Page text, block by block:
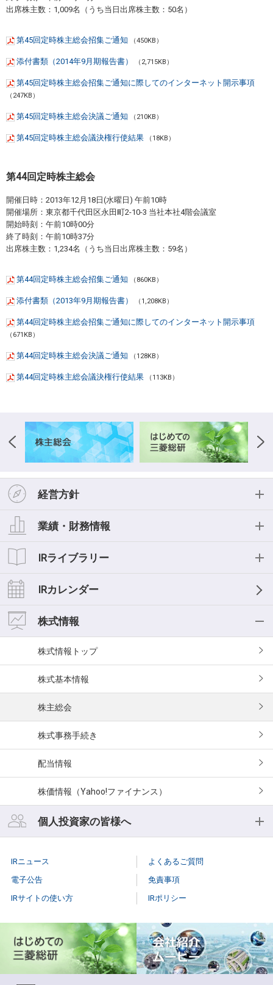
経営方針
経営方針
投資家の皆様へ
中期経営計画
事業等のリスク
コーポレートガバナンス
役員紹介
業績・財務情報
業績・財務情報
業績ハイライト
キャッシュフロー
セグメント情報
IRライブラリー
IRライブラリー
IR資料一覧
IRカレンダー
株式情報
株式情報
株式基本情報
株主総会
株式事務手続き
配当情報
株価情報（Yahoo!ファイナンス）
個人投資家の皆様へ
個人投資家説明会
当社株主になるメリット
三菱総研のあゆみ
IRニュース
よくあるご質問
電子公告
免責事項
IRサイトの使い方
IRポリシー
出席株主数：1,009名（うち当日出席株主数：50名）
第45回定時株主総会招集ご通知 （450KB）
添付書類（2014年9月期報告書） （2,715KB）
第45回定時株主総会招集ご通知に際してのインターネット開示事項
（247KB）
第45回定時株主総会決議ご通知 （210KB）
第45回定時株主総会議決権行使結果 （18KB）
第44回定時株主総会
開催日時：2013年12月18日(水曜日) 午前10時
開催場所：東京都千代田区永田町2-10-3 当社本社4階会議室
開始時刻：午前10時00分
終了時刻：午前10時37分
出席株主数：1,234名（うち当日出席株主数：59名）
第44回定時株主総会招集ご通知 （860KB）
添付書類（2013年9月期報告書） （1,208KB）
第44回定時株主総会招集ご通知に際してのインターネット開示事項
（671KB）
第44回定時株主総会決議ご通知 （128KB）
第44回定時株主総会議決権行使結果 （113KB）